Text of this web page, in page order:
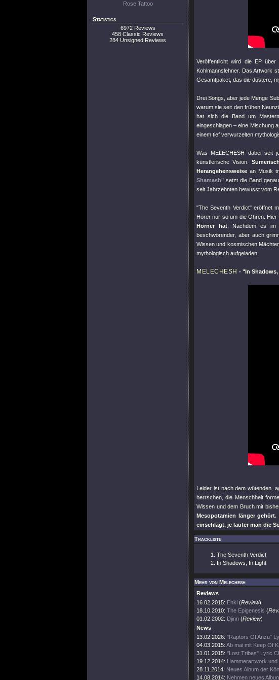
Rose Tattoo
Statistics
6972 Reviews
458 Classic Reviews
284 Unsigned Reviews
Veröffentlicht wird die EP
Kohlmannslehner. Das Artwork
Gesamtpaket, das die düstere,
Drei Songs, aber jede Menge
warum sie seit den frühen
hat sich die Band um
eingeschlagen – eine Mischung
einem tief verwurzelten
Was MELECHESH dabei seit
künstlerische Vision.
Herangehensweise an Musik
Shamash" setzt die Band
seit Jahrzehnten bewusst vom
"The Seventh Verdict"eröffnet
Hörer nur so um die Ohren. Hier
Hörner hat. Nachdem es im
beschwörender, aber auch
Wissen und kosmischen
mythologisch aufgeladen.
MELECHESH - "In
Leider ist nach dem wütenden,
herrschen, die Menschheit
Wissen und dem Bruch mit
Mesopotamien länger
einschlägt, je lauter man die
Trackliste
The Seventh Verdict
In Shadows, In Light
Mehr von Melechesh
Reviews
16.02.2015: Enki (Review)
18.10.2010: The Epigenesis (
01.02.2002: Djinn (Review)
News
13.02.2026: "Raptors Of Anzu"
04.03.2015: Ab mai mit Keep Of
31.01.2015: "Lost Tribes" Lyric
19.12.2014: Hammerartwork
28.11.2014: Neues Album der
14.08.2014: Nehmen neues